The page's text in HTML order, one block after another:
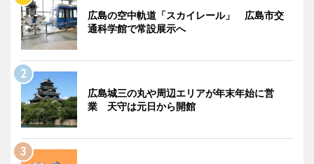
広島の空中軌道「スカイレール」 広島市交
通科学館で常設展示へ
広島城三の丸や周辺エリアが年末年始に営
業 天守は元日から開館